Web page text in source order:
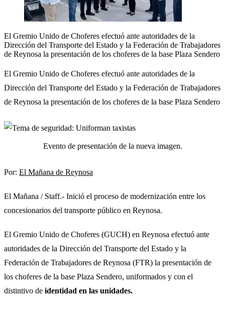
El Gremio Unido de Choferes efectuó ante autoridades de la
Dirección del Transporte del Estado y la Federación de Trabajadores
de Reynosa la presentación de los choferes de la base Plaza Sendero
El Gremio Unido de Choferes efectuó ante autoridades de la
Dirección del Transporte del Estado y la Federación de Trabajadores
de Reynosa la presentación de los choferes de la base Plaza Sendero
Evento de presentación de la nueva imagen.
Por: El Mañana de Reynosa
El Mañana / Staff.- Inició el proceso de modernización entre los
concesionarios del transporte público en Reynosa.
El Gremio Unido de Choferes (GUCH) en Reynosa efectuó ante
autoridades de la Dirección del Transporte del Estado y la
Federación de Trabajadores de Reynosa (FTR) la presentación de
los choferes de la base Plaza Sendero, uniformados y con el
distintivo de identidad en las unidades.